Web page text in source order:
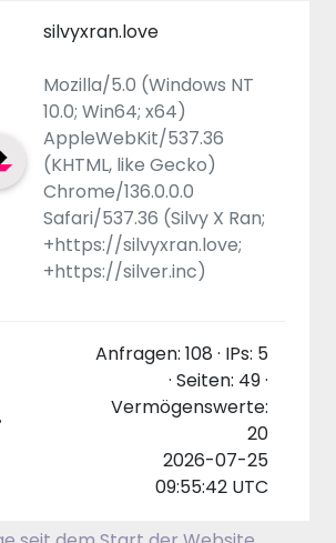
silvyxran.love
Mozilla/5.0 (Windows NT
10.0; Win64; x64)
AppleWebKit/537.36
(KHTML, like Gecko)
Chrome/136.0.0.0
Safari/537.36 (Silvy X Ran;
+https://silvyxran.love;
+https://silver.inc)
Anfragen: 108 · IPs: 5
· Seiten: 49 ·
Vermögenswerte:
20
2026-07-25
09:55:42 UTC